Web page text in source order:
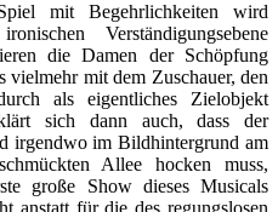
mit Begehrlichkeiten wird
Verständigungsebene
die Damen der Schöpfung
vielmehr mit dem Zuschauer, den
als eigentliches Zielobjekt
sich dann auch, dass der
irgendwo im Bildhintergrund am
Allee hocken muss,
große Show dieses Musicals